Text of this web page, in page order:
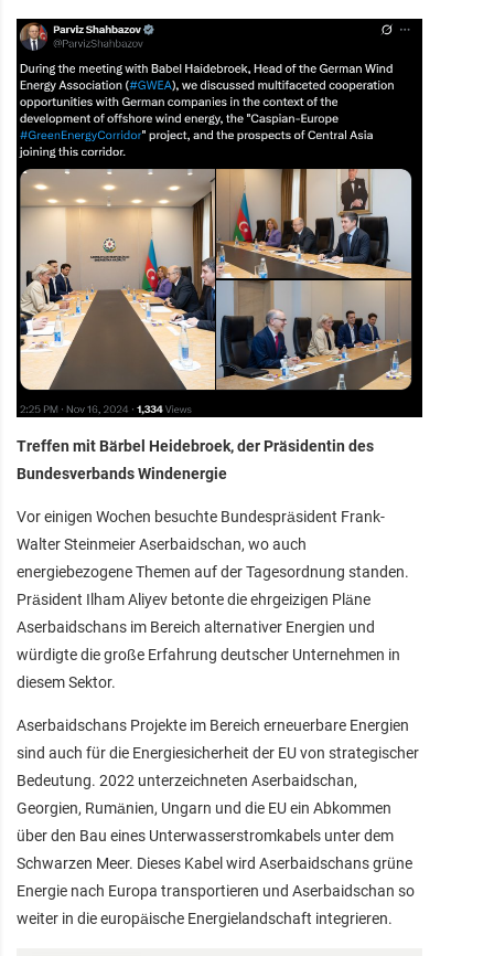
Treffen mit Bärbel Heidebroek, der Präsidentin des
Bundesverbands Windenergie
Vor einigen Wochen besuchte Bundespräsident Frank-
Walter Steinmeier Aserbaidschan, wo auch
energiebezogene Themen auf der Tagesordnung standen.
Präsident Ilham Aliyev betonte die ehrgeizigen Pläne
Aserbaidschans im Bereich alternativer Energien und
würdigte die große Erfahrung deutscher Unternehmen in
diesem Sektor.
Aserbaidschans Projekte im Bereich erneuerbare Energien
sind auch für die Energiesicherheit der EU von strategischer
Bedeutung. 2022 unterzeichneten Aserbaidschan,
Georgien, Rumänien, Ungarn und die EU ein Abkommen
über den Bau eines Unterwasserstromkabels unter dem
Schwarzen Meer. Dieses Kabel wird Aserbaidschans grüne
Energie nach Europa transportieren und Aserbaidschan so
weiter in die europäische Energielandschaft integrieren.